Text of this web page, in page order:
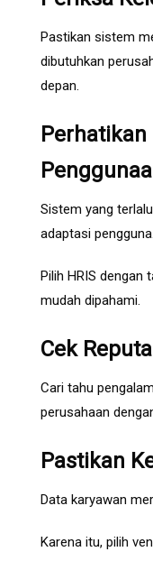
Pastikan sistem
dibutuhkan
depan.
Sistem yang
adaptasi pengguna.
Pilih HRIS dengan
mudah dipahami.
Cek
Cari tahu
perusahaan
Pastikan
Data karyawan
Karena itu, pilih